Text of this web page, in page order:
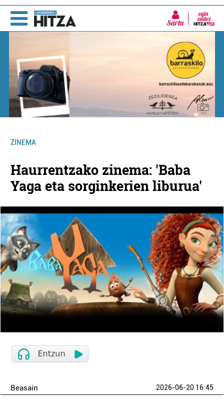
Sartu
ZINEMA
Haurrentzako zinema: 'Baba
Yaga eta sorginkerien liburua'
Beasain 2026-06-20 16:45